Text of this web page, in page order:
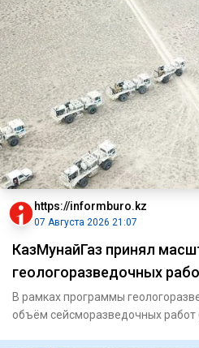
https://informburo.kz
07 Августа 2026 21:07
КазМунайГаз принял
геологоразведочных
В рамках программы
объём сейсморазведочных работ